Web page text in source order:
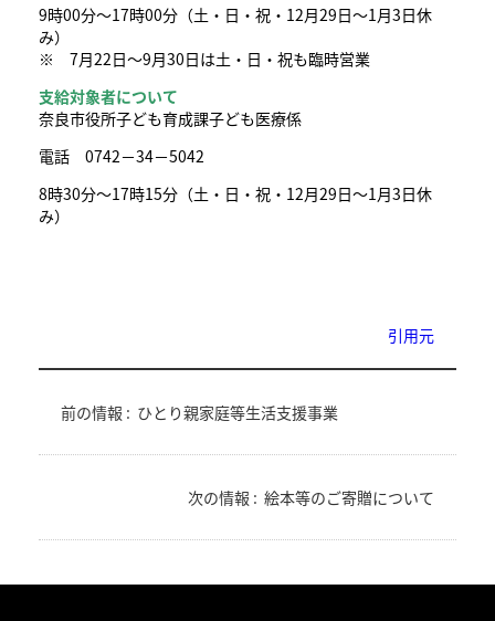
9時00分～17時00分（土・日・祝・12月29日～1月3日休
み）
※ 7月22日～9月30日は土・日・祝も臨時営業
支給対象者について
奈良市役所子ども育成課子ども医療係
電話 0742－34－5042
8時30分～17時15分（土・日・祝・12月29日～1月3日休
み）
引用元
前の情報 : ひとり親家庭等生活支援事業
次の情報 : 絵本等のご寄贈について